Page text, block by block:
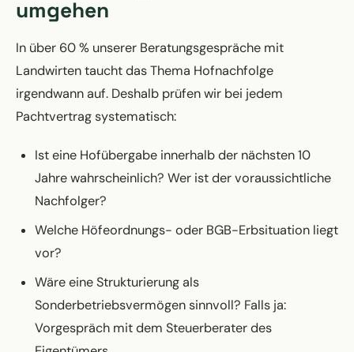
umgehen
In über 60 % unserer Beratungsgespräche mit
Landwirten taucht das Thema Hofnachfolge
irgendwann auf. Deshalb prüfen wir bei jedem
Pachtvertrag systematisch:
Ist eine Hofübergabe innerhalb der nächsten 10
Jahre wahrscheinlich? Wer ist der voraussichtliche
Nachfolger?
Welche Höfeordnungs- oder BGB-Erbsituation liegt
vor?
Wäre eine Strukturierung als
Sonderbetriebsvermögen sinnvoll? Falls ja:
Vorgespräch mit dem Steuerberater des